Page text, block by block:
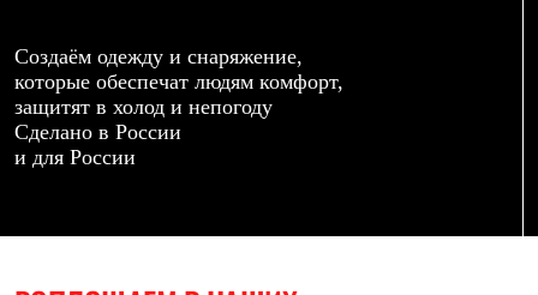
Среднее термобелье
Легкое термобелье
Лёгкая одежда
Футболки
Рубашки
Толстовки
Женская одежда
Создаём одежду и снаряжение,
которые обеспечат людям комфорт,
защитят в холод и непогоду
Сделано в России
и для России